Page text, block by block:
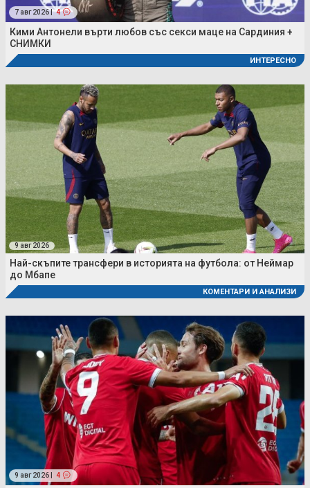
7 авг 2026 | 4
Кими Антонели върти любов със секси маце на Сардиния +
СНИМКИ
ИНТЕРЕСНО
9 авг 2026
Най-скъпите трансфери в историята на футбола: от Неймар
до Мбапе
КОМЕНТАРИ И АНАЛИЗИ
9 авг 2026 | 4